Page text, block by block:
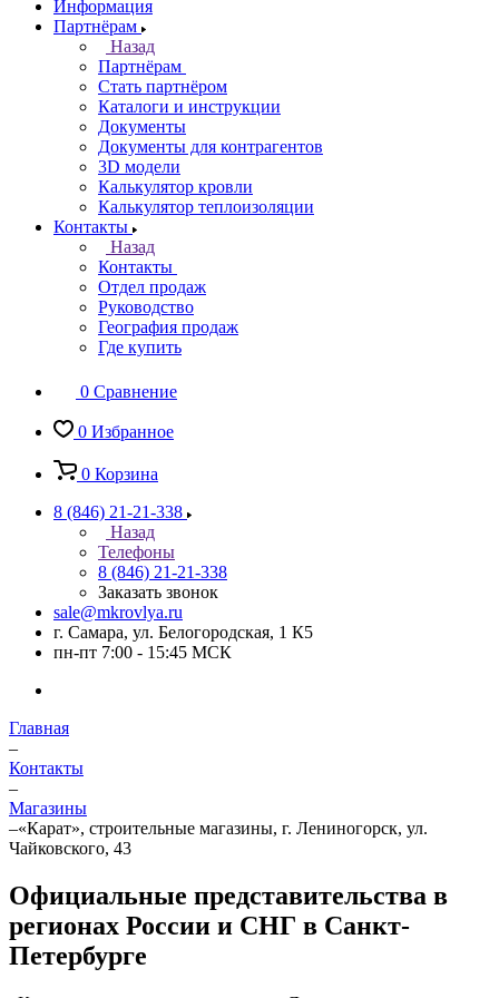
Информация
Партнёрам
Назад
Партнёрам
Стать партнёром
Каталоги и инструкции
Документы
Документы для контрагентов
3D модели
Калькулятор кровли
Калькулятор теплоизоляции
Контакты
Назад
Контакты
Отдел продаж
Руководство
География продаж
Где купить
0 Сравнение
0 Избранное
0 Корзина
8 (846) 21-21-338
Назад
Телефоны
8 (846) 21-21-338
Заказать звонок
sale@mkrovlya.ru
г. Самара, ул. Белогородская, 1 К5
пн-пт 7:00 - 15:45 МСК
Главная
–
Контакты
–
Магазины
–«Карат», строительные магазины, г. Лениногорск, ул.
Чайковского, 43
Официальные представительства в
регионах России и СНГ в Санкт-
Петербурге